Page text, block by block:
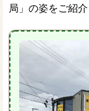
局」の姿をご紹介